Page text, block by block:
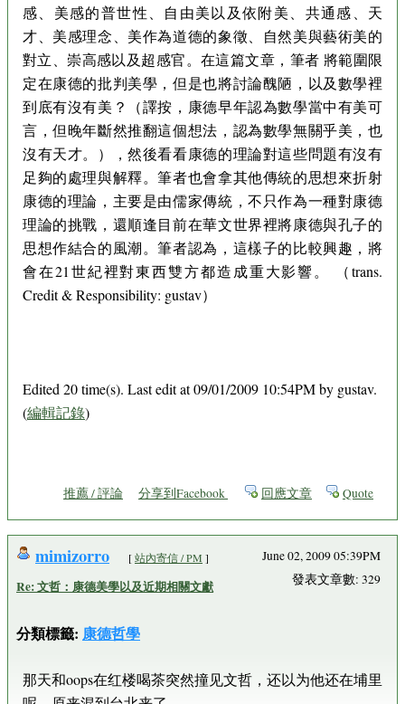
感、美感的普世性、自由美以及依附美、共通感、天
才、美感理念、美作為道德的象徵、自然美與藝術美的
對立、崇高感以及超感官。在這篇文章，筆者 將範圍限
定在康德的批判美學，但是也將討論醜陋，以及數學裡
到底有沒有美？（譯按，康德早年認為數學當中有美可
言，但晚年斷然推翻這個想法，認為數學無關乎美，也
沒有天才。），然後看看康德的理論對這些問題有沒有
足夠的處理與解釋。筆者也會拿其他傳統的思想來折射
康德的理論，主要是由儒家傳統，不只作為一種對康德
理論的挑戰，還順逢目前在華文世界裡將康德與孔子的
思想作結合的風潮。筆者認為，這樣子的比較興趣，將
會在21世紀裡對東西雙方都造成重大影響。 （trans.
Credit & Responsibility: gustav）
Edited 20 time(s). Last edit at 09/01/2009 10:54PM by gustav.
(編輯記錄)
推薦 / 評論 分享到Facebook 回應文章 Quote
mimizorro [站內寄信 / PM ]
Re: 文哲：康德美學以及近期相關文獻
分類標籤: 康德哲學
June 02, 2009 05:39PM
發表文章數: 329
那天和oops在红楼喝茶突然撞见文哲，还以为他还在埔里